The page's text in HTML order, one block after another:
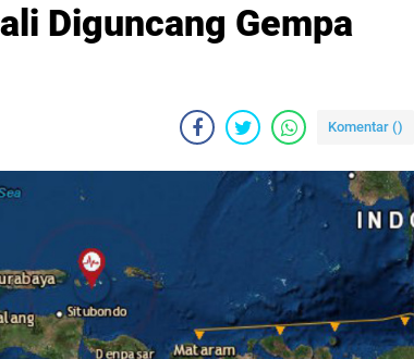
Diguncang Gempa
Komentar ()